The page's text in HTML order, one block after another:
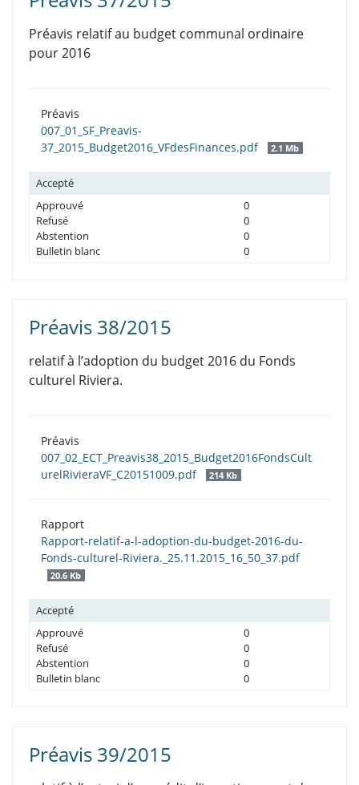
Préavis relatif au budget communal ordinaire
pour 2016
Préavis
007_01_SF_Preavis-
37_2015_Budget2016_VFdesFinances.pdf
2.1 Mb
Accepté
Approuvé
0
Refusé
0
Abstention
0
Bulletin blanc
0
Préavis 38/2015
relatif à l’adoption du budget 2016 du Fonds
culturel Riviera.
Préavis
007_02_ECT_Preavis38_2015_Budget2016FondsCult
urelRivieraVF_C20151009.pdf
214 Kb
Rapport
Rapport-relatif-a-l-adoption-du-budget-2016-du-
Fonds-culturel-Riviera._25.11.2015_16_50_37.pdf
20.6 Kb
Accepté
Approuvé
0
Refusé
0
Abstention
0
Bulletin blanc
0
Préavis 39/2015